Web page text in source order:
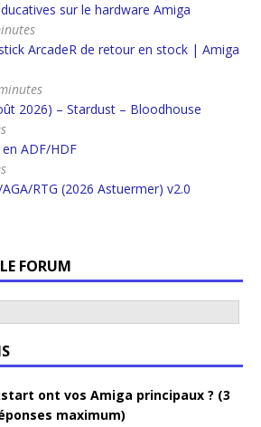
sur le hardware Amiga
ArcadeR de retour en stock | Amiga
2026) – Stardust – Bloodhouse
ADF/HDF
RTG (2026 Astuermer) v2.0
FORUM
ont vos Amiga principaux ? (3
maximum)